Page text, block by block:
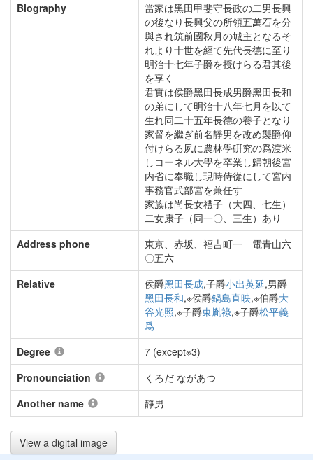
Biography
當家は黑田甲斐守長政の二男長興
の後なり長興父の所領五萬石を分
與され筑前國秋月の城主となるそ
れより十世を經て先代長德に至り
明治十七年子爵を授けらる君其後
を享く
君實は侯爵黑田長成男爵黑田長和
の弟にして明治十八年七月を以て
生れ同二十五年長德の養子となり
家督を繼ぎ前名靜男を改め襲爵仰
付けらる夙に農林學硏究の爲渡米
しコーネル大學を卒業し歸朝後宮
内省に奉職し現時侍從にして宮内
事務官式部宮を兼任す
家族は尚長女禮子（大四、七生）
二女康子（同一〇、三生）あり
Address phone
東京、赤坂、福吉町一 電青山六
〇五六
Relative
侯爵黑田長成,子爵小出英延,男爵
黑田長和,※侯爵鍋島直映,※伯爵大
谷光照,※子爵東胤祿,※子爵松平義
爲
Degree
7 (except※3)
Pronounciation
くろだ ながあつ
Another name
靜男
View a digital image